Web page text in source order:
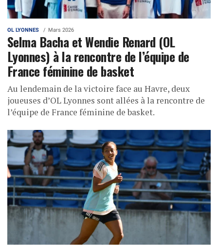
OL LYONNES Mars 2026
Selma Bacha et Wendie Renard (OL
Lyonnes) à la rencontre de l’équipe de
France féminine de basket
Au lendemain de la victoire face au Havre, deux
joueuses d’OL Lyonnes sont allées à la rencontre de
l’équipe de France féminine de basket.